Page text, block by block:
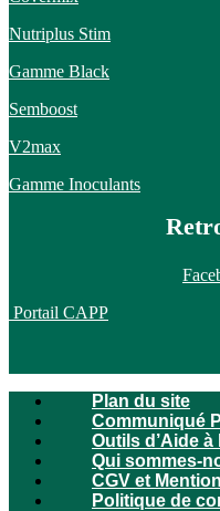
Nutriplus Stim
Gamme Black
Semboost
V2max
Gamme Inoculants
Portail CAPP
Plan du site
Communiqué
Outils d’Aide
Qui sommes-
CGV et
Politique de